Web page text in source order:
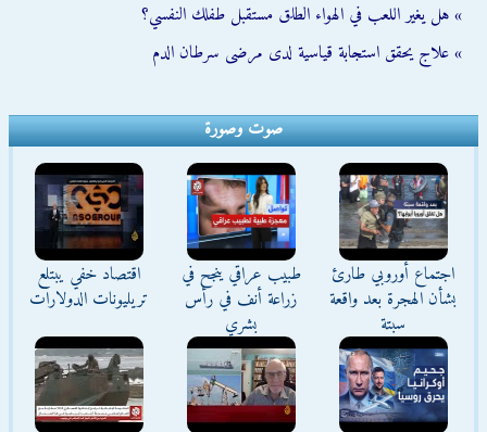
» هل يغير اللعب في الهواء الطلق مستقبل طفلك النفسي؟
» علاج يحقق استجابة قياسية لدى مرضى سرطان الدم
صوت وصورة
اجتماع أوروبي طارئ
بشأن الهجرة بعد واقعة
سبتة
طبيب عراقي ينجح في
زراعة أنف في رأس
بشري
اقتصاد خفي يبتلع
تريليونات الدولارات